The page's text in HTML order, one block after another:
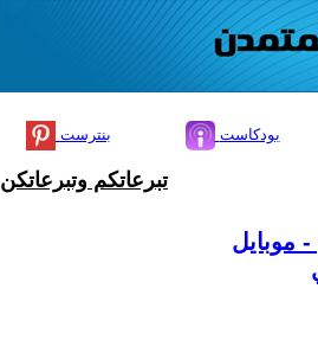
بنترست بودكاست
تبرعاتكم
- موبايل